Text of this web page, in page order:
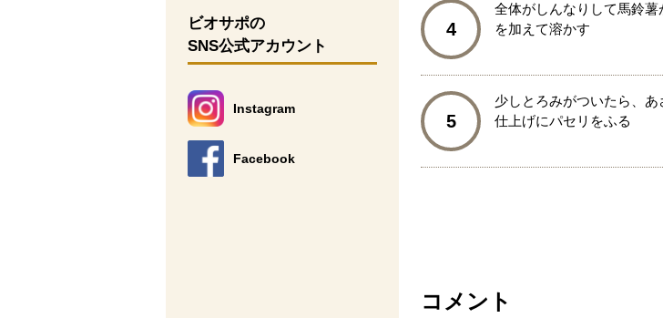
ビオサポの
SNS公式アカウント
Instagram
別のウィンドウで開きます。
Facebook
別のウィンドウで開きます。
4
全体がしんなりして馬鈴
を加えて溶かす
5
少しとろみがついたら、
仕上げにパセリをふる
コメント